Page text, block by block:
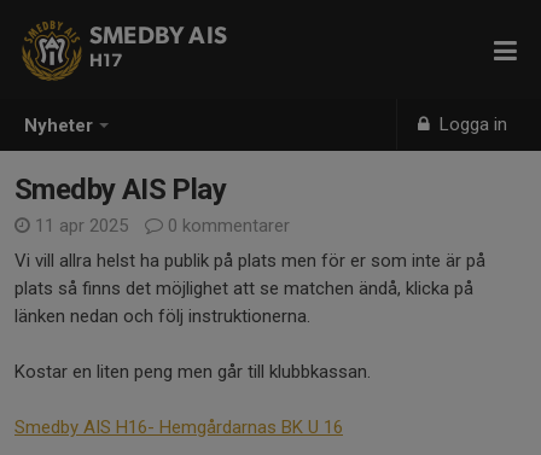
Nyheter Logga in
SMEDBY AIS
H17
Smedby AIS Play
11 apr 2025
0 kommentarer
Vi vill allra helst ha publik på plats men för er som inte är på
plats så finns det möjlighet att se matchen ändå, klicka på
länken nedan och följ instruktionerna.
Kostar en liten peng men går till klubbkassan.
Smedby AIS H16- Hemgårdarnas BK U 16